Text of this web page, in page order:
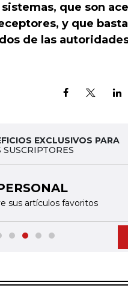
que son
y que
de las
EXCLUSIVOS PARA
SUSCRIPTORES